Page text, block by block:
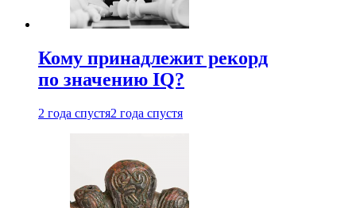
Кому принадлежит рекорд
по значению IQ?
2 года спустя2 года спустя